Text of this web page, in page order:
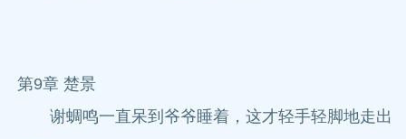
第9章 楚景
谢蜩鸣一直呆到爷爷睡着，这才轻手轻脚地走出